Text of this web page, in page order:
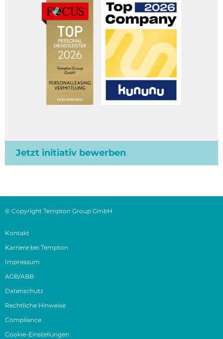
Jetzt initiativ bewerben
© Copyright Tempton Group GmbH
Kontakt
Karriere bei Tempton
Impressum
AGB/ABB
Datenschutz
Rechtliche Hinweise
Compliance
Cookie-Einstellungen